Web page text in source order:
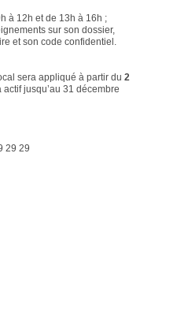
à 12h et de 13h à 16h ;
sur son dossier,
et son code confidentiel.
sera appliqué à partir du2
jusqu’au 31 décembre
29 29